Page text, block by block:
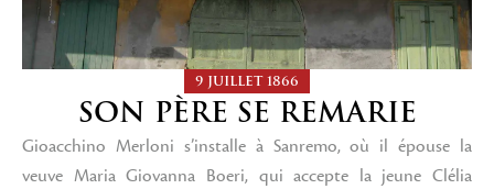
9 JUILLET 1866
SON PÈRE SE REMARIE
Gioacchino Merloni s’installe à Sanremo, où il épouse la
veuve Maria Giovanna Boeri, qui accepte la jeune Clélia